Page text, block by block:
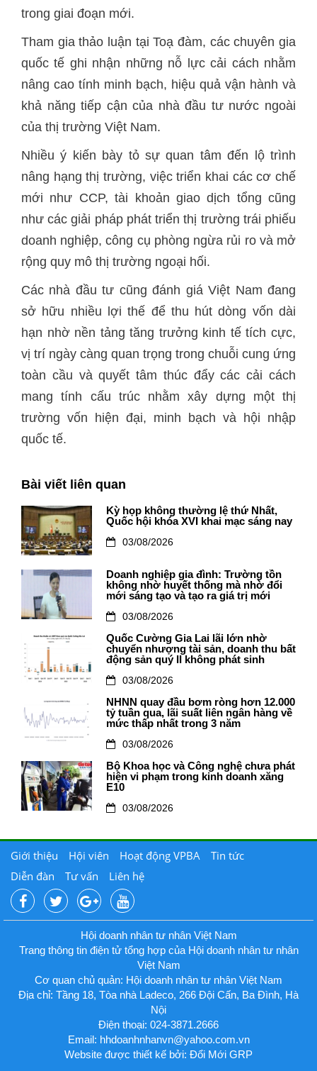
trong giai đoạn mới.
Tham gia thảo luận tại Toạ đàm, các chuyên gia
quốc tế ghi nhận những nỗ lực cải cách nhằm
nâng cao tính minh bạch, hiệu quả vận hành và
khả năng tiếp cận của nhà đầu tư nước ngoài
của thị trường Việt Nam.
Nhiều ý kiến bày tỏ sự quan tâm đến lộ trình
nâng hạng thị trường, việc triển khai các cơ chế
mới như CCP, tài khoản giao dịch tổng cũng
như các giải pháp phát triển thị trường trái phiếu
doanh nghiệp, công cụ phòng ngừa rủi ro và mở
rộng quy mô thị trường ngoại hối.
Các nhà đầu tư cũng đánh giá Việt Nam đang
sở hữu nhiều lợi thế để thu hút dòng vốn dài
hạn nhờ nền tảng tăng trưởng kinh tế tích cực,
vị trí ngày càng quan trọng trong chuỗi cung ứng
toàn cầu và quyết tâm thúc đẩy các cải cách
mang tính cấu trúc nhằm xây dựng một thị
trường vốn hiện đại, minh bạch và hội nhập
quốc tế.
Bài viết liên quan
Kỳ họp không thường lệ thứ Nhất,
Quốc hội khóa XVI khai mạc sáng nay
03/08/2026
Doanh nghiệp gia đình: Trường tồn
không nhờ huyết thống mà nhờ đổi
mới sáng tạo và tạo ra giá trị mới
03/08/2026
Quốc Cường Gia Lai lãi lớn nhờ
chuyển nhượng tài sản, doanh thu bất
động sản quý II không phát sinh
03/08/2026
NHNN quay đầu bơm ròng hơn 12.000
tỷ tuần qua, lãi suất liên ngân hàng về
mức thấp nhất trong 3 năm
03/08/2026
Bộ Khoa học và Công nghệ chưa phát
hiện vi phạm trong kinh doanh xăng
E10
03/08/2026
Giới thiệu Hội viên Hoạt động VPBA
Tin tức
Diễn đàn
Tư vấn Liên hệ
Hội doanh nhân tư nhân Việt Nam
Trang thông tin điện tử tổng hợp của Hội doanh nhân tư nhân
Việt Nam
Cơ quan chủ quản: Hội doanh nhân tư nhân Việt Nam
Địa chỉ: Tầng 18, Tòa nhà Ladeco, 266 Đội Cấn, Ba Đình, Hà
Nội
Điện thoại: 024-3871.2666
Email: hhdoanhnhanvn@yahoo.com.vn
Website được thiết kế bởi: Đổi Mới GRP